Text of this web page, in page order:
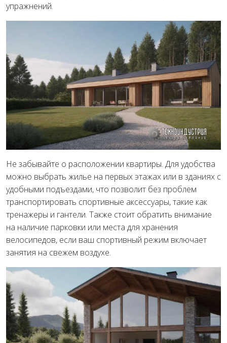
упражнений.
Не забывайте о расположении квартиры. Для удобства
можно выбрать жилье на первых этажах или в зданиях с
удобными подъездами, что позволит без проблем
транспортировать спортивные аксессуары, такие как
тренажеры и гантели. Также стоит обратить внимание
на наличие парковки или места для хранения
велосипедов, если ваш спортивный режим включает
занятия на свежем воздухе.